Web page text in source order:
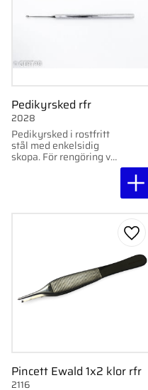
Pedikyrsked rfr
Pedikyrsked i rostfritt
stål med enkelsidig
skopa. För rengöring vid
2028
Pincett Ewald 1x2 klor rfr
2116